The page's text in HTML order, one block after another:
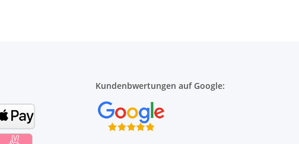
Kundenbwertungen auf Google: